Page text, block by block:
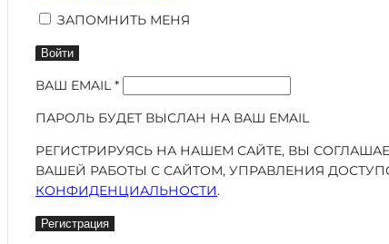
ЗАПОМНИТЬ МЕНЯ
Войти
ВАШ EMAIL*
ПАРОЛЬ БУДЕТ ВЫСЛАН НА ВАШ EMAIL
РЕГИСТРИРУЯСЬ НА НАШЕМ САЙТЕ, ВЫ
ВАШЕЙ РАБОТЫ С САЙТОМ, УПРАВЛЕНИЯ
КОНФИДЕНЦИАЛЬНОСТИ.
Регистрация